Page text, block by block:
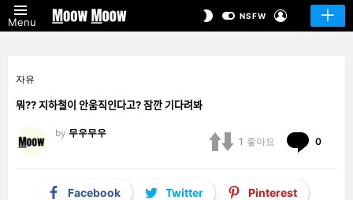
Menu
SWITCHNSFW
자유
뭐?? 지하철이 안움직인다고? 잠깐 기다려봐
by 무우무우
1 좋아요 0
Facebook Twitter Pinterest